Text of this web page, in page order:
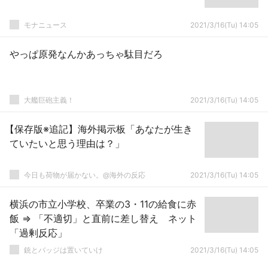
モナニュース 2021/3/16(Tu) 14:05
やっぱ原発なんかあっちゃ駄目だろ
大艦巨砲主義！ 2021/3/16(Tu) 14:05
【保存版※追記】海外掲示板「あなたが生き
ていたいと思う理由は？」
今日も荷物が届かない。@海外の反応 2021/3/16(Tu) 14:05
横浜の市立小学校、卒業の3・11の給食に赤
飯 ⇒ 「不適切」と直前に差し替え ネット
「過剰反応」
銃とバッジは置いていけ 2021/3/16(Tu) 14:05